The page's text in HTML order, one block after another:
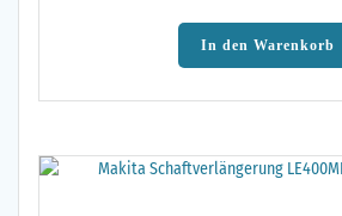
In den Warenkorb